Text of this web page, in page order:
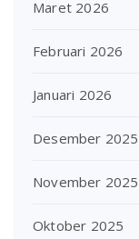
Maret 2026
Februari 2026
Januari 2026
Desember 2025
November 2025
Oktober 2025